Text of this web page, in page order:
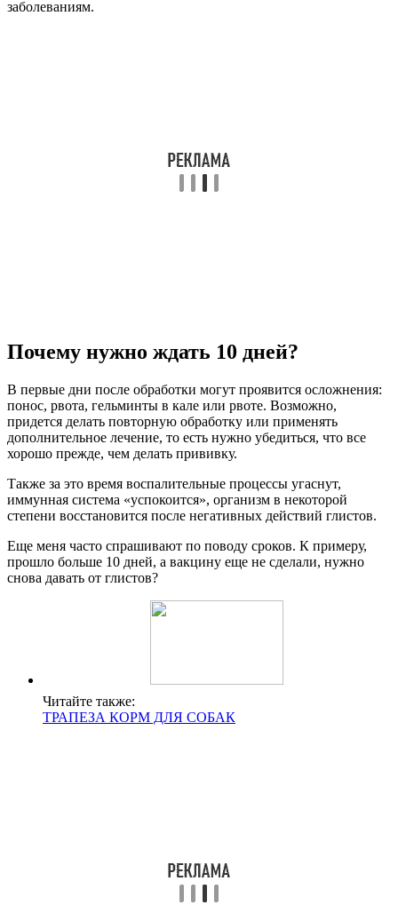
заболеваниям.
Почему нужно ждать 10 дней?
В первые дни после обработки могут проявится осложнения:
понос, рвота, гельминты в кале или рвоте. Возможно,
придется делать повторную обработку или применять
дополнительное лечение, то есть нужно убедиться, что все
хорошо прежде, чем делать прививку.
Также за это время воспалительные процессы угаснут,
иммунная система «успокоится», организм в некоторой
степени восстановится после негативных действий глистов.
Еще меня часто спрашивают по поводу сроков. К примеру,
прошло больше 10 дней, а вакцину еще не сделали, нужно
снова давать от глистов?
Читайте также:
ТРАПЕЗА КОРМ ДЛЯ СОБАК